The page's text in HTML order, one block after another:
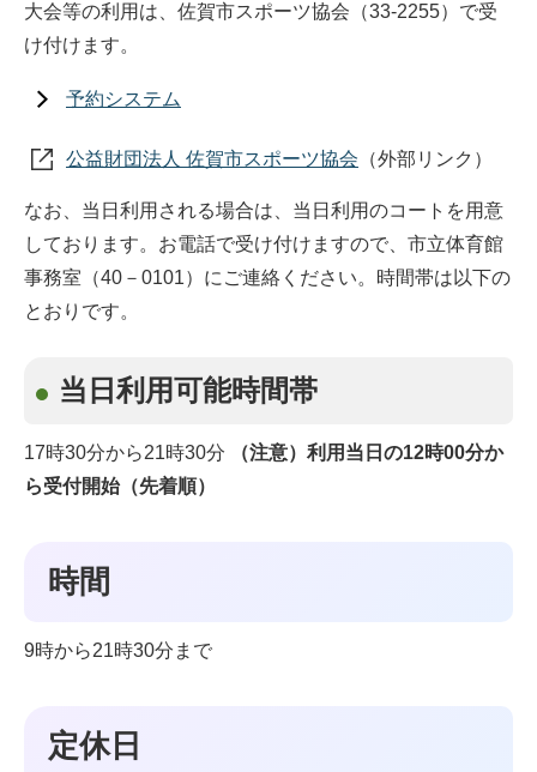
大会等の利用は、佐賀市スポーツ協会（33-2255）で受
け付けます。
予約システム
公益財団法人 佐賀市スポーツ協会 （外部リンク）
なお、当日利用される場合は、当日利用のコートを用意
しております。お電話で受け付けますので、市立体育館
事務室（40－0101）にご連絡ください。時間帯は以下の
とおりです。
当日利用可能時間帯
17時30分から21時30分
（注意）利用当日の12時00分か
ら受付開始（先着順）
時間
9時から21時30分まで
定休日